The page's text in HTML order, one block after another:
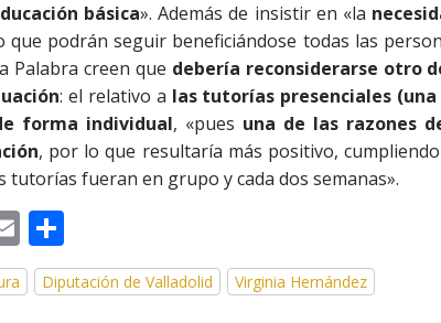
básica». Además de insistir en «la
que podrán seguir beneficiándose todas las
Palabra creen que debería reconsiderarse otro
: el relativo a las tutorías presenciales
forma individual, «pues una de las razones
, por lo que resultaría más positivo,
tutorías fueran en grupo y cada dos semanas».
E
m
ai
o
m
Diputación de Valladolid Virginia Hernández